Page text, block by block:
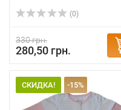
(0)
330 грн.
280,50 грн.
СКИДКА! -15%